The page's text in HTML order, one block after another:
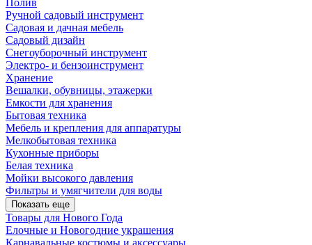
Полив
Ручной садовый инструмент
Садовая и дачная мебель
Садовый дизайн
Снегоуборочный инструмент
Электро- и бензоинструмент
Хранение
Вешалки, обувницы, этажерки
Емкости для хранения
Бытовая техника
Мебель и крепления для аппаратуры
Мелкобытовая техника
Кухонные приборы
Белая техника
Мойки высокого давления
Фильтры и умягчители для воды
Показать еще
Товары для Нового Года
Елочные и Новогодние украшения
Карнавальные костюмы и аксессуары